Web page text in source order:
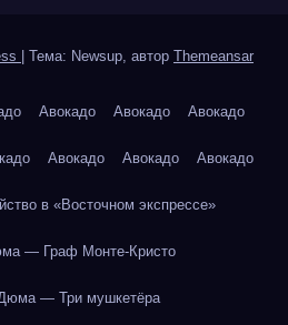
Тема: Newsup, автор Themeansar
Авокадо Авокадо Авокадо
Авокадо Авокадо Авокадо
в «Восточном экспрессе»
— Граф Монте-Кристо
— Три мушкетёра